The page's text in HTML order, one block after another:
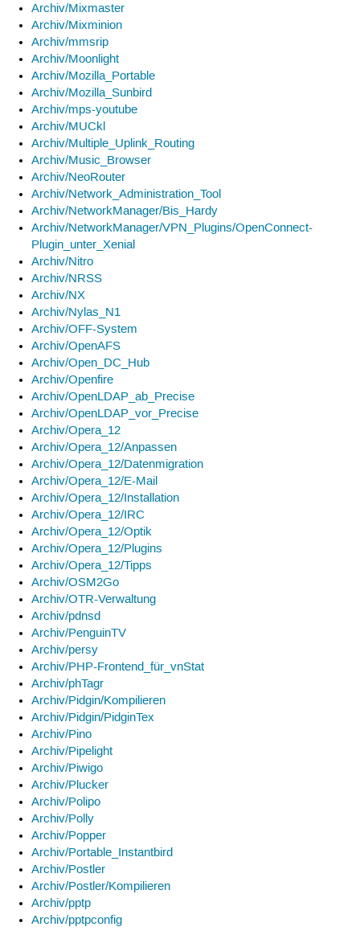
Archiv/Mixmaster
Archiv/Mixminion
Archiv/mmsrip
Archiv/Moonlight
Archiv/Mozilla_Portable
Archiv/Mozilla_Sunbird
Archiv/mps-youtube
Archiv/MUCkl
Archiv/Multiple_Uplink_Routing
Archiv/Music_Browser
Archiv/NeoRouter
Archiv/Network_Administration_Tool
Archiv/NetworkManager/Bis_Hardy
Archiv/NetworkManager/VPN_Plugins/OpenConnect-
Plugin_unter_Xenial
Archiv/Nitro
Archiv/NRSS
Archiv/NX
Archiv/Nylas_N1
Archiv/OFF-System
Archiv/OpenAFS
Archiv/Open_DC_Hub
Archiv/Openfire
Archiv/OpenLDAP_ab_Precise
Archiv/OpenLDAP_vor_Precise
Archiv/Opera_12
Archiv/Opera_12/Anpassen
Archiv/Opera_12/Datenmigration
Archiv/Opera_12/E-Mail
Archiv/Opera_12/Installation
Archiv/Opera_12/IRC
Archiv/Opera_12/Optik
Archiv/Opera_12/Plugins
Archiv/Opera_12/Tipps
Archiv/OSM2Go
Archiv/OTR-Verwaltung
Archiv/pdnsd
Archiv/PenguinTV
Archiv/persy
Archiv/PHP-Frontend_für_vnStat
Archiv/phTagr
Archiv/Pidgin/Kompilieren
Archiv/Pidgin/PidginTex
Archiv/Pino
Archiv/Pipelight
Archiv/Piwigo
Archiv/Plucker
Archiv/Polipo
Archiv/Polly
Archiv/Popper
Archiv/Portable_Instantbird
Archiv/Postler
Archiv/Postler/Kompilieren
Archiv/pptp
Archiv/pptpconfig